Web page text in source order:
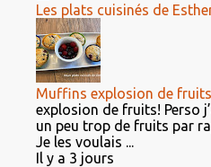
Les plats cuisinés de
Muffins explosion de fruits
explosion de fruits! Perso
un peu trop de fruits par
Je les voulais ...
Il y a 3 jours